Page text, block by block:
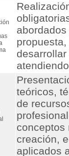
teóricos,
de
conceptos
creación,
aplicados